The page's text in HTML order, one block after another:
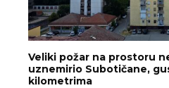
Veliki požar na prostoru
uznemirio Subotičane,
kilometrima